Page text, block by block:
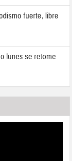
fuerte, libre
lunes se retome